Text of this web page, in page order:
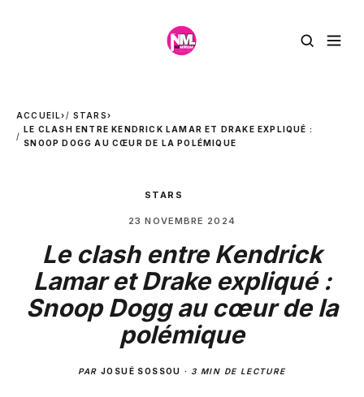
ACCUEIL› STARS›
LE CLASH ENTRE KENDRICK LAMAR ET DRAKE EXPLIQUÉ :
SNOOP DOGG AU CŒUR DE LA POLÉMIQUE
STARS
23 NOVEMBRE 2024
Le clash entre Kendrick
Lamar et Drake expliqué :
Snoop Dogg au cœur de la
polémique
PARJOSUÉ SOSSOU · 3 MIN DE LECTURE